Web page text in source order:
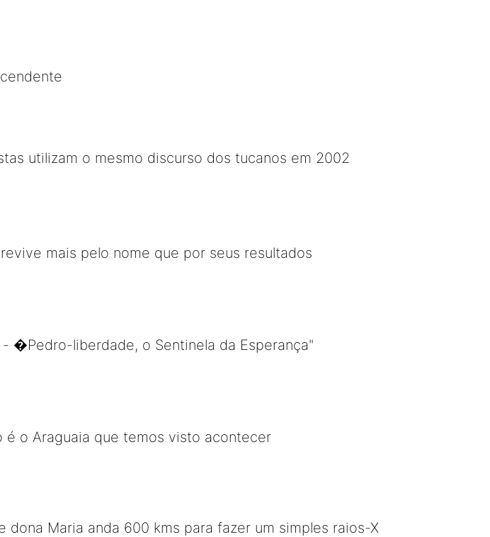
utilizam o mesmo discurso dos tucanos em 2002
mais pelo nome que por seus resultados
�Pedro-liberdade, o Sentinela da Esperança"
o Araguaia que temos visto acontecer
dona Maria anda 600 kms para fazer um simples raios-X